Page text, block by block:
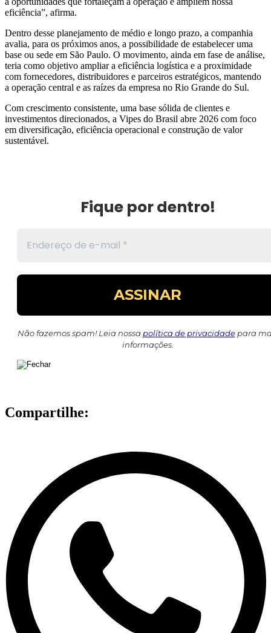
eficiência”, afirma.
Dentro desse planejamento de médio e longo prazo, a companhia
avalia, para os próximos anos, a possibilidade de estabelecer uma
base ou sede em São Paulo. O movimento, ainda em fase de análise,
teria como objetivo ampliar a eficiência logística e a proximidade
com fornecedores, distribuidores e parceiros estratégicos, mantendo
a operação central e as raízes da empresa no Rio Grande do Sul.
Com crescimento consistente, uma base sólida de clientes e
investimentos direcionados, a Vipes do Brasil abre 2026 com foco
em diversificação, eficiência operacional e construção de valor
sustentável.
Fique por dentro!
Não fazemos spam! Leia nossa política de privacidadepara
informações.
Compartilhe: